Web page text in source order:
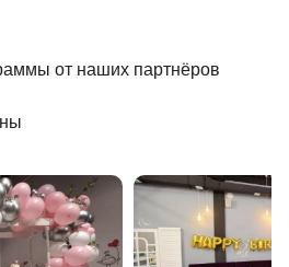
от наших партнёров